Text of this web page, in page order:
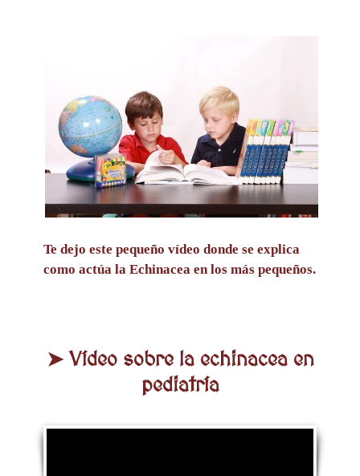
Te dejo este pequeño vídeo donde se explica
como actúa la Echinacea en los más pequeños.
➤ Vídeo sobre la echinacea en
pediatría